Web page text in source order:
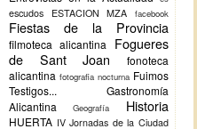
escudos ESTACION MZA facebook
Fiestas de la Provincia
filmoteca alicantina
Fogueres
de Sant Joan
fonoteca
alicantina fotografia nocturna Fuimos
Testigos...
Gastronomía
Alicantina
Geografía Historia
HUERTA IV Jornadas de la Ciudad